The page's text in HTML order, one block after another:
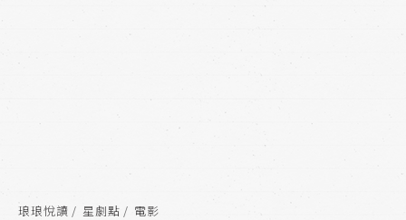
琅琅悅讀 星劇點 電影